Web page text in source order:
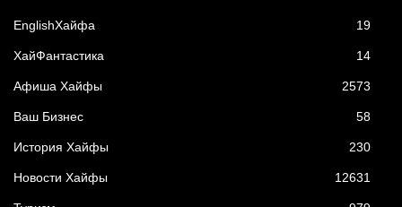
EnglishХайфа 19
XайФантастика 14
Афиша Хайфы 2573
Ваш Бизнес 58
История Хайфы 230
Новости Хайфы 12631